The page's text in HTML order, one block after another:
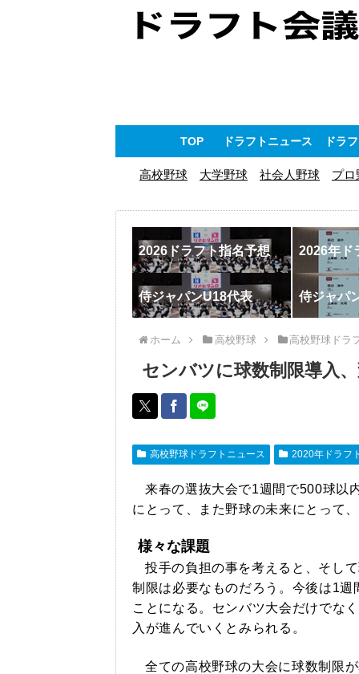
TOP ドラフトニュース ドラ
高校野球 大学野球 社会人野球 プロ
2026ドラフト指名予想 2026年ド
侍ジャパンU18代表 侍ジャパ
ホーム 高校野球 高校野球ドラ
センバツに球数制限導入
高校野球ドラフトニュース 2020年ドラフ
来春の選抜大会で1週間で500球以
にとって、また野球の未来にとって
様々な課題
投手の負担の事を考えると、そし
制限は必要なものだろう。今後は1
ことになる。センバツ大会だけでな
入が進んでいくとみられる。
全ての高校野球の大会に球数制限